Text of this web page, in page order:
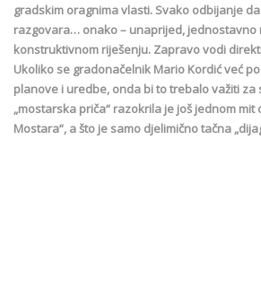
gradskim oragnima vlasti. Svako odbijanje
razgovara… onako – unaprijed, jednostavno
konstruktivnom riješenju. Zapravo vodi
Ukoliko se gradonačelnik Mario Kordić već
planove i uredbe, onda bi to trebalo važiti za
„mostarska priča“ razokrila je još jednom mit
Mostara“, a što je samo djelimično tačna